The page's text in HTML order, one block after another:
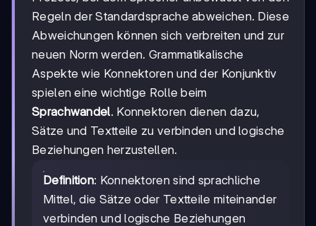
Regeln der Standardsprache abweichen. Diese
Abweichungen können sich verbreiten und zur
neuen Norm werden. Grammatikalische
Aspekte wie Konnektoren und der Konjunktiv
spielen eine wichtige Rolle beim
Sprachwandel. Konnektoren dienen dazu,
Sätze und Textteile zu verbinden und logische
Beziehungen herzustellen.
Definition: Konnektoren sind sprachliche
Mittel, die Sätze oder Textteile miteinander
verbinden und logische Beziehungen